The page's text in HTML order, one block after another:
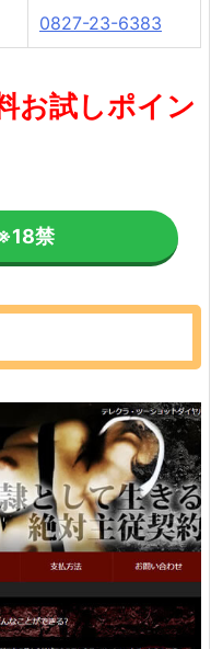
0827-23-6383
お試しポイン
禁